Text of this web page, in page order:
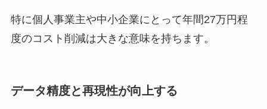
特に個人事業主や中小企業にとって年間27万円程
度のコスト削減は大きな意味を持ちます。
データ精度と再現性が向上する